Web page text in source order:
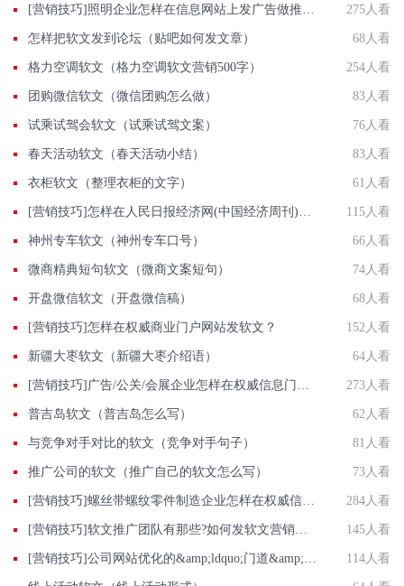
[营销技巧]照明企业怎样在信息网站上发广告做推广提高产品知名度呢 275人看
怎样把软文发到论坛（贴吧如何发文章） 68人看
格力空调软文（格力空调软文营销500字） 254人看
团购微信软文（微信团购怎么做） 83人看
试乘试驾会软文（试乘试驾文案） 76人看
春天活动软文（春天活动小结） 83人看
衣柜软文（整理衣柜的文字） 61人看
[营销技巧]怎样在人民日报经济网(中国经济周刊)发软文? 115人看
神州专车软文（神州专车口号） 66人看
微商精典短句软文（微商文案短句） 74人看
开盘微信软文（开盘微信稿） 68人看
[营销技巧]怎样在权威商业门户网站发软文？ 152人看
新疆大枣软文（新疆大枣介绍语） 64人看
[营销技巧]广告/公关/会展企业怎样在权威信息门户网站发稿? 273人看
普吉岛软文（普吉岛怎么写） 62人看
与竞争对手对比的软文（竞争对手句子） 81人看
推广公司的软文（推广自己的软文怎么写） 73人看
[营销技巧]螺丝带螺纹零件制造企业怎样在权威信息门户网站发稿? 284人看
[营销技巧]软文推广团队有那些?如何发软文营销才能达到最好效果? 145人看
[营销技巧]公司网站优化的&amp;ldquo;门道&amp;rdquo;是什么 114人看